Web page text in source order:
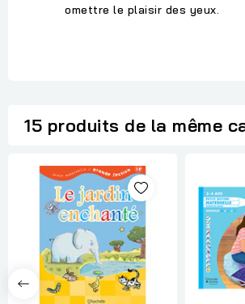
omettre le plaisir des yeux.
15 produits de la même